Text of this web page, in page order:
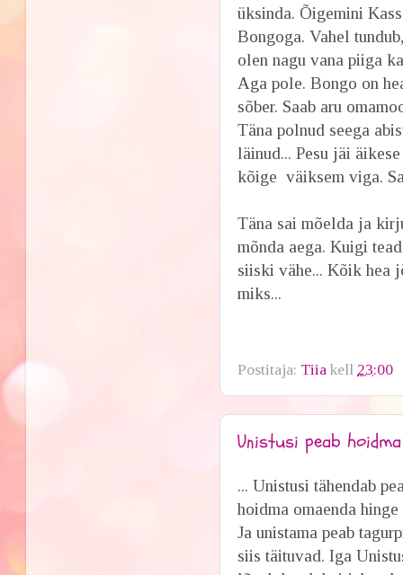
üksinda. Õigemini Kass
Bongoga. Vahel
olen nagu vana piiga
Aga pole. Bongo on
sõber. Saab aru
Täna polnud seega
läinud... Pesu jäi
kõige väiksem viga.
Täna sai mõelda ja
mõnda aega. Kuigi
siiski vähe... Kõik hea
miks...
Postitaja: Tiia kell 23:00
Unistusi peab
... Unistusi tähendab
hoidma omaenda hinge
Ja unistama peab
siis täituvad. Iga